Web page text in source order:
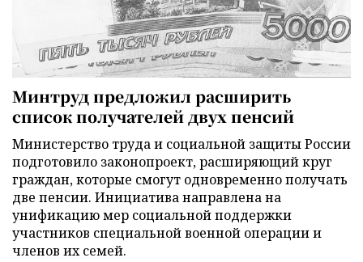
Минтруд предложил расширить
список получателей двух пенсий
Министерство труда и социальной защиты России
подготовило законопроект, расширяющий круг
граждан, которые смогут одновременно получать
две пенсии. Инициатива направлена на
унификацию мер социальной поддержки
участников специальной военной операции и
членов их семей.